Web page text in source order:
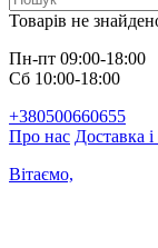
Товарів не
Пн-пт 09:00-18:00
Сб 10:00-18:00
+380500660655
Про нас Доставка
Вітаємо,